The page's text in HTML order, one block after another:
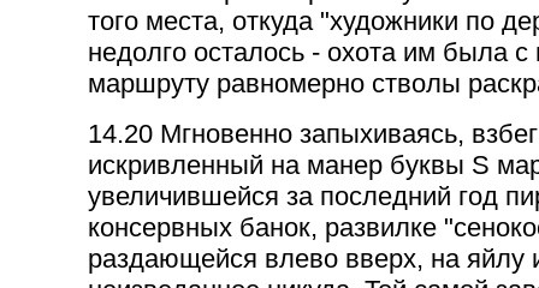
того места, откуда "художники по
недолго осталось - охота им была
маршруту равномерно стволы
14.20 Мгновенно запыхиваясь,
искривленный на манер буквы S
увеличившейся за последний год
консервных банок, развилке
раздающейся влево вверх, на яйлу